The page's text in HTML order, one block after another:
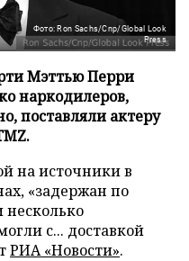
Фото: Ron Sachs/Cnp/Global Look
Press
Мэттью Перри
наркодилеров,
поставляли актеру
на источники в
«задержан по
с... доставкой
РИА «Новости».